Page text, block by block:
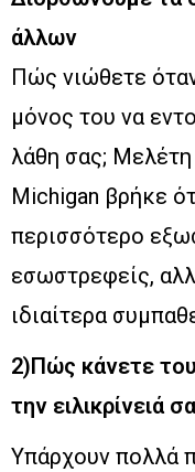
άλλων
Πώς νιώθετε
μόνος του να
λάθη σας;
Michigan βρήκε
περισσότερο
εσωστρεφείς,
ιδιαίτερα
2)Πώς κάνετε
την ειλικρίνειά
Υπάρχουν πολλά